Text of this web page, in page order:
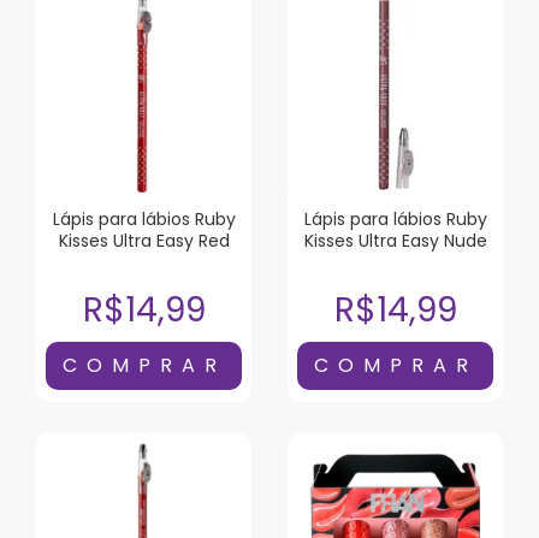
Lápis para lábios Ruby
Kisses Ultra Easy Red
R$14,99
Lápis para lábios Ruby
Kisses Ultra Easy Nude
R$14,99